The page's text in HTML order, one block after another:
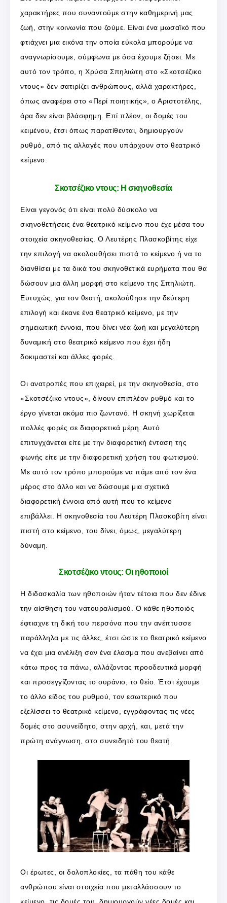
χαρακτήρες που συναντούμε στην καθημερινή μας
ζωή, στην κοινωνία που ζούμε. Είναι ένα μωσαϊκό που
φτιάχνει μια εικόνα την οποία εύκολα μπορούμε να
αναγνωρίσουμε, σύμφωνα με όσα έχουμε ζήσει. Με
αυτό τον τρόπο, η Χρύσα Σπηλιώτη στο «Σκοτσέζικο
ντους» δεν σατιρίζει ανθρώπους, αλλά χαρακτήρες,
όπως αναφέρει στο «Περί ποιητικής», ο Αριστοτέλης,
άρα δεν είναι βλάσφημη. Επί πλέον, οι δομές του
κειμένου, έτσι όπως παρατίθενται, δημιουργούν
ρυθμό, από τις αλλαγές που υπάρχουν στο θεατρικό
κείμενο.
Σκοτσέζικο ντους: Η σκηνοθεσία
Είναι γεγονός ότι είναι πολύ δύσκολο να
σκηνοθετήσεις ένα θεατρικό κείμενο που έχε μέσα του
στοιχεία σκηνοθεσίας. Ο Λευτέρης Πλασκοβίτης είχε
την επιλογή να ακολουθήσει πιστά το κείμενο ή να το
διανθίσει με τα δικά του σκηνοθετικά ευρήματα που θα
δώσουν μια άλλη μορφή στο κείμενο της Σπηλιώτη.
Ευτυχώς, για τον θεατή, ακολούθησε την δεύτερη
επιλογή και έκανε ένα θεατρικό κείμενο, με την
σημειωτική έννοια, που δίνει νέα ζωή και μεγαλύτερη
δυναμική στο θεατρικό κείμενο που έχει ήδη
δοκιμαστεί και άλλες φορές.
Οι ανατροπές που επιχειρεί, με την σκηνοθεσία, στο
«Σκοτσέζικο ντους», δίνουν επιπλέον ρυθμό και το
έργο γίνεται ακόμα πιο ζωντανό. Η σκηνή χωρίζεται
πολλές φορές σε διαφορετικά μέρη. Αυτό
επιτυγχάνεται είτε με την διαφορετική ένταση της
φωνής είτε με την διαφορετική χρήση του φωτισμού.
Με αυτό τον τρόπο μπορούμε να πάμε από τον ένα
μέρος στο άλλο και να δώσουμε μια σχετικά
διαφορετική έννοια από αυτή που το κείμενο
επιβάλλει. Η σκηνοθεσία του Λευτέρη Πλασκοβίτη είναι
πιστή στο κείμενο, του δίνει, όμως, μεγαλύτερη
δύναμη.
Σκοτσέζικο ντους: Οι ηθοποιοί
Η διδασκαλία των ηθοποιών ήταν τέτοια που δεν έδινε
την αίσθηση του νατουραλισμού. Ο κάθε ηθοποιός
έφτιαχνε τη δική του περσόνα που την ανέπτυσσε
παράλληλα με τις άλλες, έτσι ώστε το θεατρικό κείμενο
να έχει μια ανέλιξη σαν ένα έλασμα που ανεβαίνει από
κάτω προς τα πάνω, αλλάζοντας προοδευτικά μορφή
και προσεγγίζοντας το ουράνιο, το θείο. Έτσι έχουμε
το άλλο είδος του ρυθμού, τον εσωτερικό που
εξελίσσει το θεατρικό κείμενο, εγγράφοντας τις νέες
δομές στο ασυνείδητο, στην αρχή, και, μετά την
πρώτη ανάγνωση, στο συνειδητό του θεατή.
Οι έρωτες, οι δολοπλοκίες, τα πάθη του κάθε
ανθρώπου είναι στοιχεία που μεταλλάσσουν το